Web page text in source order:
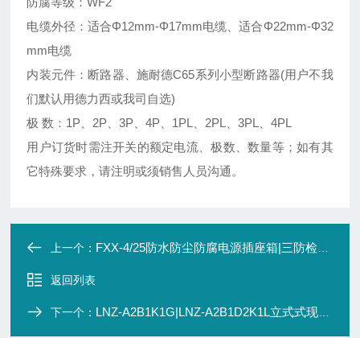
电缆外径：适合Φ12mm-Φ17mm电缆、适合Φ22mm-Φ32
mm电缆
内装元件：断路器、施耐德C65系列小型断路器(用户不我
们默认用德力西或我司自选)
极 数：1P、2P、3P、4P、1PL、2PL、3PL、4PL
用户订货时需注开关的额定电流、极数、数量等；如有其
它特殊要求，请注明或须销售人员沟通。
上一个： FXX-4/25防水防尘防腐电源插座箱|三防检修箱380V
返回列表
下一个： LNZ-A2B1K1G|LNZ-A2B1D2K1L立式式现场三防控制箱